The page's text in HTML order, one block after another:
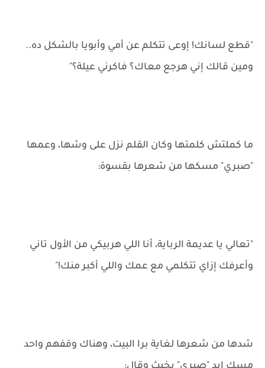
"قطع لسانك! إوعى تتكلم عن أمي وأبويا بالشكل ده..
ومين قالك إني هرجع معاك؟ فاكرني عيلة؟"
ما كملتش كلمتها وكان القلم نزل على وشها، وعمها
"صبري" مسكها من شعرها بقسوة:
"تعالي يا عديمة الرباية، أنا اللي هربيكي من الأول تاني
وأعرفك إزاي تتكلمي مع عمك واللي أكبر منك!"
شدها من شعرها لغاية برا البيت، وهناك وقفهم واحد